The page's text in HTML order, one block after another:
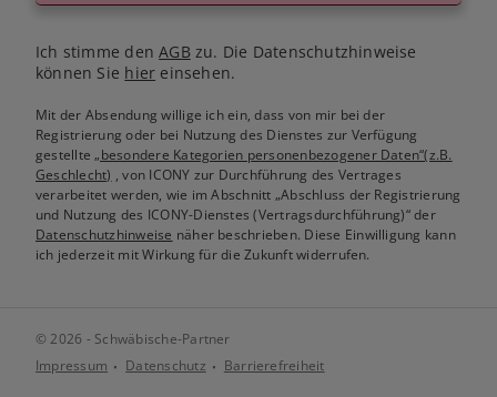
Ich stimme denAGB zu. Die Datenschutzhinweise
können Sie hier einsehen.
Mit der Absendung willige ich ein, dass von mir bei der
Registrierung oder bei Nutzung des Dienstes zur Verfügung
gestellte„besondere Kategorien personenbezogener Daten“(z.B.
Geschlecht) , von ICONY zur Durchführung des Vertrages
verarbeitet werden, wie im Abschnitt „Abschluss der Registrierung
und Nutzung des ICONY-Dienstes (Vertragsdurchführung)“ der
Datenschutzhinweise näher beschrieben. Diese Einwilligung kann
ich jederzeit mit Wirkung für die Zukunft widerrufen.
© 2026 - Schwäbische-Partner
Impressum
Datenschutz Barrierefreiheit